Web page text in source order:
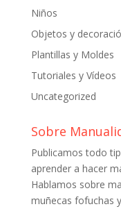
Niños
Objetos y
Plantillas y Moldes
Tutoriales y Vídeos
Uncategorized
Sobre
Publicamos todo
aprender a hacer
Hablamos sobre
muñecas fofuchas